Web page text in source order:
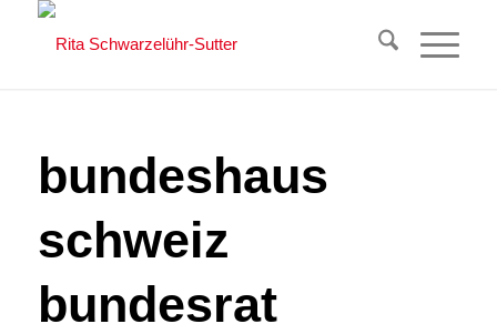
bundeshaus
schweiz
bundesrat